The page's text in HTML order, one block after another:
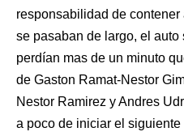
responsabilidad de
se pasaban de largo, el auto
perdían mas de un minuto
de Gaston Ramat-Nestor
Nestor Ramirez y Andres
a poco de iniciar el